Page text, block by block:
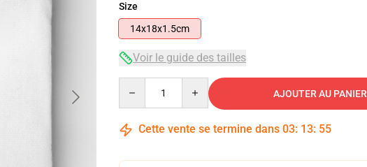
Size
14x18x1.5cm
Voir le guide des tailles
AJOUTER AU PANIER
Cette vente se termine dans 03: 13: 54